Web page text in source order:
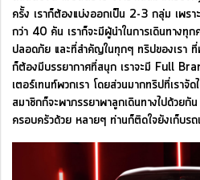
ครั้ง เราก็ต้องแบ่งออกเป็น 2-3 กลุ่ม เพรา
กว่า 40 คัน เราก็จะมีผู้นำในการเดินทางทุก
ปลอดภัย และที่สำคัญในทุกๆ ทริปของเรา
ก็ต้องมีบรรยากาศที่สนุก เราจะมี Full
เตอร์เทนท์พวกเรา โดยส่วนมากทริปที่เรา
สมาชิกก็จะพาภรรยาพาลูกเดินทางไปด้วยกั
ครอบครัวด้วย หลายๆ ท่านก็ติดใจยังเก็บรถ